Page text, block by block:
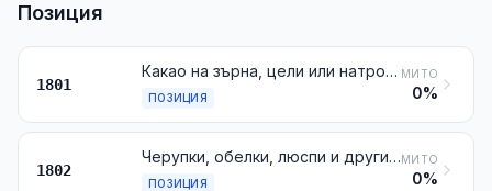
Позиция
1801
Какао на зърна, цели или натрошени, сурови или печени
ПОЗИЦИЯ
МИТО
0%
1802
Черупки, обелки, люспи и други отпадъци от какао
ПОЗИЦИЯ
МИТО
0%